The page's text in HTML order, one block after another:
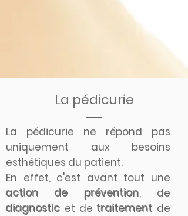
La pédicurie
La pédicurie ne répond pas
uniquement aux besoins
esthétiques du patient.
En effet, c'est avant tout une
action de prévention, de
diagnostic et de traitement de